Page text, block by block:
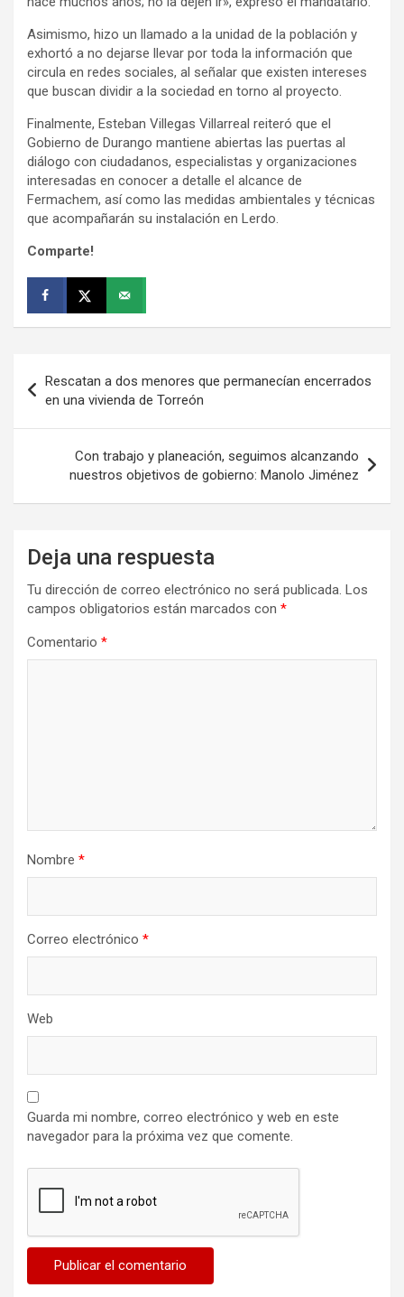
Asimismo, hizo un llamado a la unidad de la población y
exhortó a no dejarse llevar por toda la información que
circula en redes sociales, al señalar que existen intereses
que buscan dividir a la sociedad en torno al proyecto.
Finalmente, Esteban Villegas Villarreal reiteró que el
Gobierno de Durango mantiene abiertas las puertas al
diálogo con ciudadanos, especialistas y organizaciones
interesadas en conocer a detalle el alcance de
Fermachem, así como las medidas ambientales y técnicas
que acompañarán su instalación en Lerdo.
Comparte!
de
entradas
Rescatan a dos menores que permanecían encerrados
en una vivienda de Torreón
Con trabajo y planeación, seguimos alcanzando
nuestros objetivos de gobierno: Manolo Jiménez
Deja una respuesta
Tu dirección de correo electrónico no será publicada. Los
campos obligatorios están marcados con *
Comentario *
Nombre *
Correo electrónico *
Web
Guarda mi nombre, correo electrónico y web en este
navegador para la próxima vez que comente.